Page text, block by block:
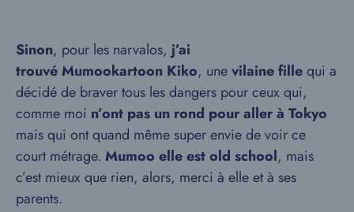
Sinon, pour les narvalos,j’ai
trouvé Mumookartoon Kiko, unevilaine fillequi a
décidé de braver tous les dangers pour ceux qui,
comme moi n’ont pas un rond pour aller à Tokyo
mais qui ont quand même super envie de voir ce
court métrage. Mumoo elle est old school, mais
c’est mieux que rien, alors, merci à elle et à ses
parents.